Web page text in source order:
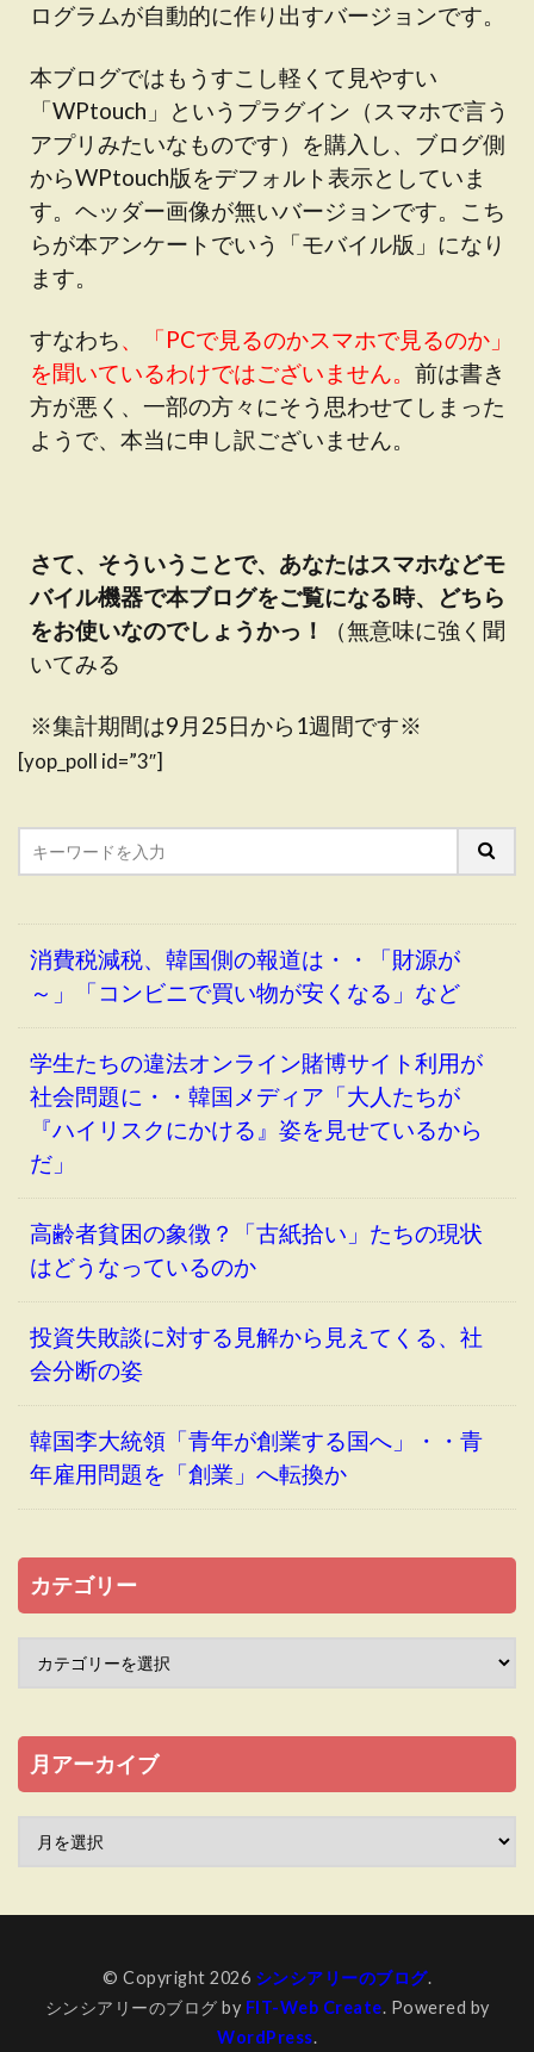
ログラムが自動的に作り出すバージョンです。
本ブログではもうすこし軽くて見やすい
「WPtouch」というプラグイン（スマホで言う
アプリみたいなものです）を購入し、ブログ側
からWPtouch版をデフォルト表示としていま
す。ヘッダー画像が無いバージョンです。こち
らが本アンケートでいう「モバイル版」になり
ます。
すなわち、「PCで見るのかスマホで見るのか」
を聞いているわけではございません。 前は書き
方が悪く、一部の方々にそう思わせてしまった
ようで、本当に申し訳ございません。
さて、そういうことで、あなたはスマホなどモ
バイル機器で本ブログをご覧になる時、どちら
をお使いなのでしょうかっ！
（無意味に強く聞
いてみる
※集計期間は9月25日から1週間です※
[yop_poll id=”3″]
消費税減税、韓国側の報道は・・「財源が
～」「コンビニで買い物が安くなる」など
学生たちの違法オンライン賭博サイト利用が
社会問題に・・韓国メディア「大人たちが
『ハイリスクにかける』姿を見せているから
だ」
高齢者貧困の象徴？「古紙拾い」たちの現状
はどうなっているのか
投資失敗談に対する見解から見えてくる、社
会分断の姿
韓国李大統領「青年が創業する国へ」・・青
年雇用問題を「創業」へ転換か
カテゴリー
月アーカイブ
© Copyright 2026 シンシアリーのブログ.
シンシアリーのブログ by FIT-Web Create. Powered by
WordPress.